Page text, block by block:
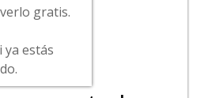
gratis.
ya estás